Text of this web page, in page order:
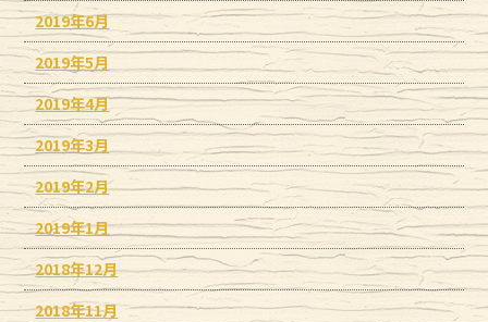
2019年6月
2019年5月
2019年4月
2019年3月
2019年2月
2019年1月
2018年12月
2018年11月